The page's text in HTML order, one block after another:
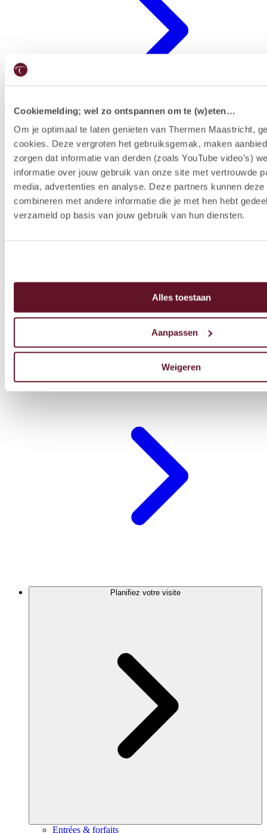
Cookiemelding; wel zo ontspannen om te (w)eten…
Om je optimaal te laten genieten van Thermen Maastricht,
cookies. Deze vergroten het gebruiksgemak, maken
zorgen dat informatie van derden (zoals YouTube video’s)
informatie over jouw gebruik van onze site met vertrouwde
media, advertenties en analyse. Deze partners kunnen deze
combineren met andere informatie die je met hen hebt
verzameld op basis van jouw gebruik van hun diensten.
Alles toestaan
Aanpassen
Weigeren
Forfaits hôtel
Planifiez votre visite
Entrées & forfaits